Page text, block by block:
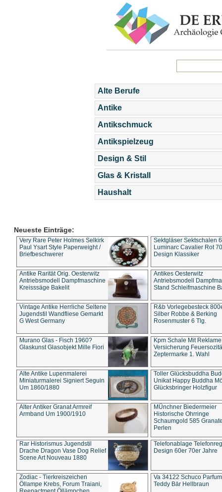
Alte Berufe
Antike
Antikschmuck
Antikspielzeug
Design & Stil
Glas & Kristall
Haushalt
Neueste Einträge:
Very Rare Peter Holmes Selkirk
Paul Ysart Style Paperweight /
Briefbeschwerer
Sektgläser Sektschalen
Luminarc Cavalier Rot
Design Klassiker
Antike Rarität Orig. Oesterwitz
Antriebsmodell Dampfmaschine
Kreisssäge Bakelit
Antikes Oesterwitz
Antriebsmodell
Stand Schleifmaschine
Vintage Antike Herrliche Seltene
Jugendstil Wandfliese Gemarkt
G West Germany
R&b Vorlegebesteck
Silber Robbe & Berking
Rosenmuster 6 Tlg.
Murano Glas - Fisch 1960?
Glaskunst Glasobjekt Mille Fiori
Kpm Schale Mit Reklame
Versicherung
Zeptermarke 1. Wahl
Alte Antike Lupenmalerei
Miniaturmalerei Signiert Seguin
Um 1860/1880
Toller Glücksbuddha
Unikat Happy Buddha
Glücksbringer Holzfigur
Alter Antiker Granat Armreif
Armband Um 1900/1910
MÜnchner Biedermeier
Historische Ohrringe
Schaumgold 585
Perlen
Rar Historismus Jugendstil
Drache Dragon Vase Dog Relief
Scene Art Nouveau 1880
Telefonablage
Design 60er 70er Jahre
Zodiac - Tierkreiszeichen
Öllampe Krebs, Forum Traiani,
Va 34122 Schuco
Teddy Bär Hellbraun